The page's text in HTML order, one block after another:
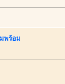
พร้อม